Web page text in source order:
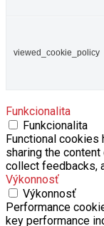
viewed_cookie_policy
Funkcionalita
Funkcionalita
Functional
sharing the
collect feedbacks,
Výkonnosť
Výkonnosť
Performance
key performance